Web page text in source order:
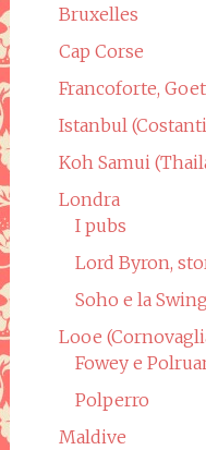
Bruxelles
Cap Corse
Francoforte,
Istanbul
Koh Samui
Londra
I pubs
Lord Byron,
Soho e la
Looe
Fowey e
Polperro
Maldive